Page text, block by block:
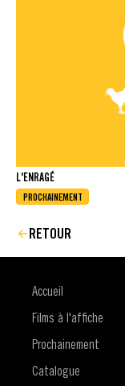
L'ENRAGÉ
PROCHAINEMENT
RETOUR
Accueil
Films à l'affiche
Prochainement
Catalogue